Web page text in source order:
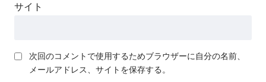
サイト
次回のコメントで使用するためブラウザーに自分の名前、
メールアドレス、サイトを保存する。